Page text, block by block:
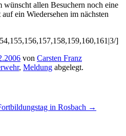
allen Besuchern noch eine
ein Wiedersehen im nächsten
]
von Carsten Franz
, Meldung abgelegt.
in Rosbach →